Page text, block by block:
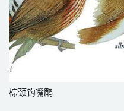
棕颈钩嘴鹛